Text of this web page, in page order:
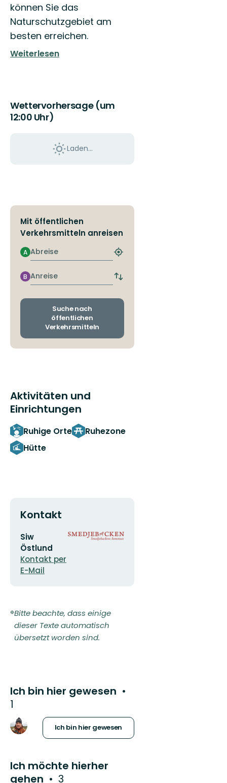
können Sie das
Naturschutzgebiet am
besten erreichen.
Weiterlesen
Wettervorhersage (um
12:00 Uhr)
Laden...
Mit öffentlichen
Verkehrsmitteln anreisen
Abreise
A
Nächstgelegene
finden
Anreise
B
Abfahrts-
Ankunftshaltestellen
Suche nach
öffentlichen
Verkehrsmitteln
Aktivitäten und
Einrichtungen
Ruhige Orte
Ruhezone
Hütte
Kontakt
E-
Mail-
Adresse
Siw
Östlund
Kontakt per
E-Mail
Logotyp
Bitte beachte, dass einige
dieser Texte automatisch
übersetzt worden sind.
Ich bin hier gewesen
1
Ich bin hier gewesen
Ich möchte hierher
gehen
3